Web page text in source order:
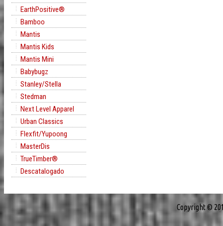
EarthPositive®
Bamboo
Mantis
Mantis Kids
Mantis Mini
Babybugz
Stanley/Stella
Stedman
Next Level Apparel
Urban Classics
Flexfit/Yupoong
MasterDis
TrueTimber®
Descatalogado
Copyright ©